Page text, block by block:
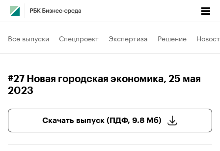
Все выпуски Спецпроект Экспертиза Решение
#27 Новая городская экономика, 25 мая
2023
Скачать выпуск (ПДФ, 9.8 Мб)